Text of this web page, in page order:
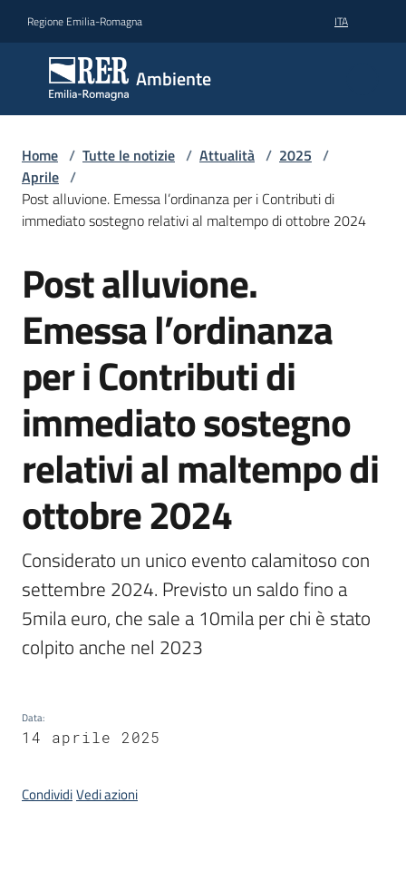
Regione Emilia-Romagna ITA
Ambiente
Ambiente
Novità
Servizi
Leggi
Bandi
Piani
Progetti
Seguici
su
Home / Tutte le notizie / Attualità / 2025 /
Aprile /
Post alluvione. Emessa l’ordinanza per i Contributi di
immediato sostegno relativi al maltempo di ottobre 2024
Salta al contenuto
Post alluvione.
Emessa l’ordinanza
per i Contributi di
immediato sostegno
relativi al maltempo di
ottobre 2024
Considerato un unico evento calamitoso con
settembre 2024. Previsto un saldo fino a
5mila euro, che sale a 10mila per chi è stato
colpito anche nel 2023
Data:
14 aprile 2025
CondividiVedi azioni